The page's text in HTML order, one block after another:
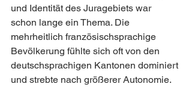
und Identität des Juragebiets war
schon lange ein Thema. Die
mehrheitlich französischsprachige
Bevölkerung fühlte sich oft von den
deutschsprachigen Kantonen dominiert
und strebte nach größerer Autonomie.